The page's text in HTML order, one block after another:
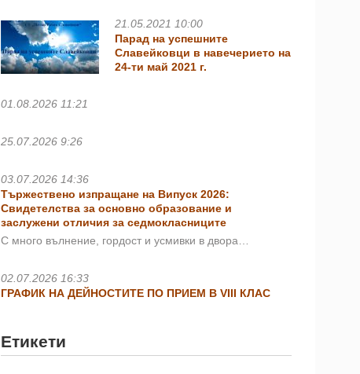
21.05.2021 10:00
Парад на успешните
Славейковци в навечерието на
24-ти май 2021 г.
01.08.2026 11:21
25.07.2026 9:26
03.07.2026 14:36
Тържествено изпращане на Випуск 2026:
Свидетелства за основно образование и
заслужени отличия за седмокласниците
С много вълнение, гордост и усмивки в двора…
02.07.2026 16:33
ГРАФИК НА ДЕЙНОСТИТЕ ПО ПРИЕМ В VIII КЛАС
Етикети